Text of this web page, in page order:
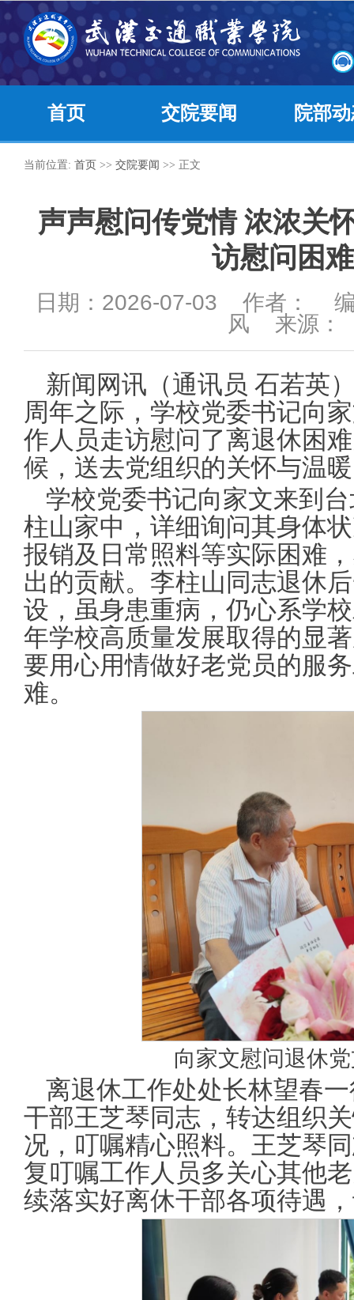
首页 交院要闻 院部
当前位置: 首页 >> 交院要闻 >> 正文
声声慰问传党情 浓浓
访慰问困
日期：2026-07-03 作者：
风 来源
新闻网讯（通讯员 石若英
周年之际，学校党委书记向
作人员走访慰问了离退休困
候，送去党组织的关怀与温
学校党委书记向家文来到
柱山家中，详细询问其身体
报销及日常照料等实际困难
出的贡献。李柱山同志退休
设，虽身患重病，仍心系学
年学校高质量发展取得的显
要用心用情做好老党员的服
难。
向家文慰问退休
离退休工作处处长林望春
干部王芝琴同志，转达组织
况，叮嘱精心照料。王芝琴
复叮嘱工作人员多关心其他
续落实好离休干部各项待遇